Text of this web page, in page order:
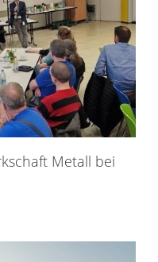
Metall bei